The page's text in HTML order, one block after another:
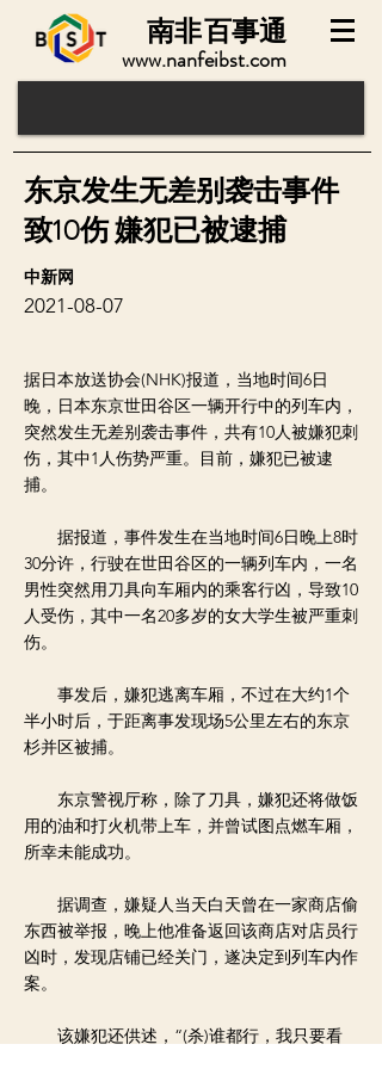
www.nanfeibst.com
百事通
南非
据日本放送协会(NHK)报道，当地时间6日
晚，日本东京世田谷区一辆开行中的列车内，
突然发生无差别袭击事件，共有10人被嫌犯刺
伤，其中1人伤势严重。目前，嫌犯已被逮
捕。
据报道，事件发生在当地时间6日晚上8时
30分许，行驶在世田谷区的一辆列车内，一名
男性突然用刀具向车厢内的乘客行凶，导致10
人受伤，其中一名20多岁的女大学生被严重刺
伤。
事发后，嫌犯逃离车厢，不过在大约1个
半小时后，于距离事发现场5公里左右的东京
杉并区被捕。
东京警视厅称，除了刀具，嫌犯还将做饭
用的油和打火机带上车，并曾试图点燃车厢，
所幸未能成功。
据调查，嫌疑人当天白天曾在一家商店偷
东西被举报，晚上他准备返回该商店对店员行
凶时，发现店铺已经关门，遂决定到列车内作
案。
该嫌犯还供述，“(杀)谁都行，我只要看
中新网
2021-08-07
东京发生无差别袭击事件
致10伤 嫌犯已被逮捕